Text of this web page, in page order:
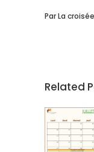
ParLa croisée
Related